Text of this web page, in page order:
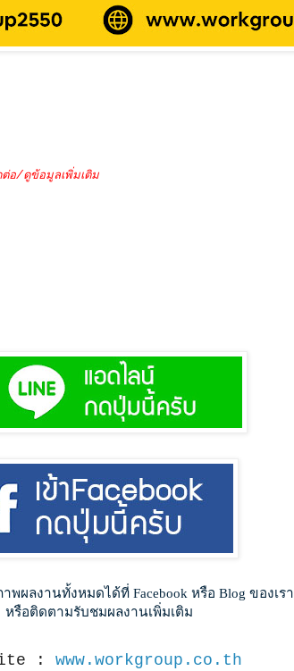
ต่อ/ดูข้อมูลเพิ่มเติม
พผลงานทั้งหมดได้ที่ Facebook หรือ Blog ของเรา
หรือติดตามรับชมผลงานเพิ่มเติม
: www.workgroup.co.th